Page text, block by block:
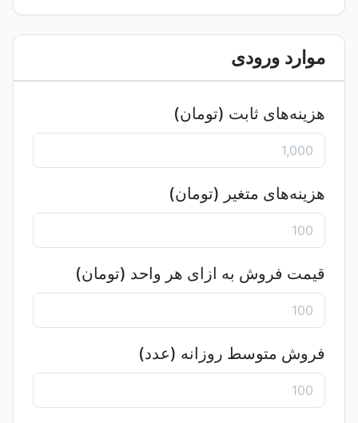
موارد ورودی
هزینه‌های ثابت (تومان)
هزینه‌های متغیر (تومان)
قیمت فروش به ازای هر واحد (تومان)
فروش متوسط روزانه (عدد)